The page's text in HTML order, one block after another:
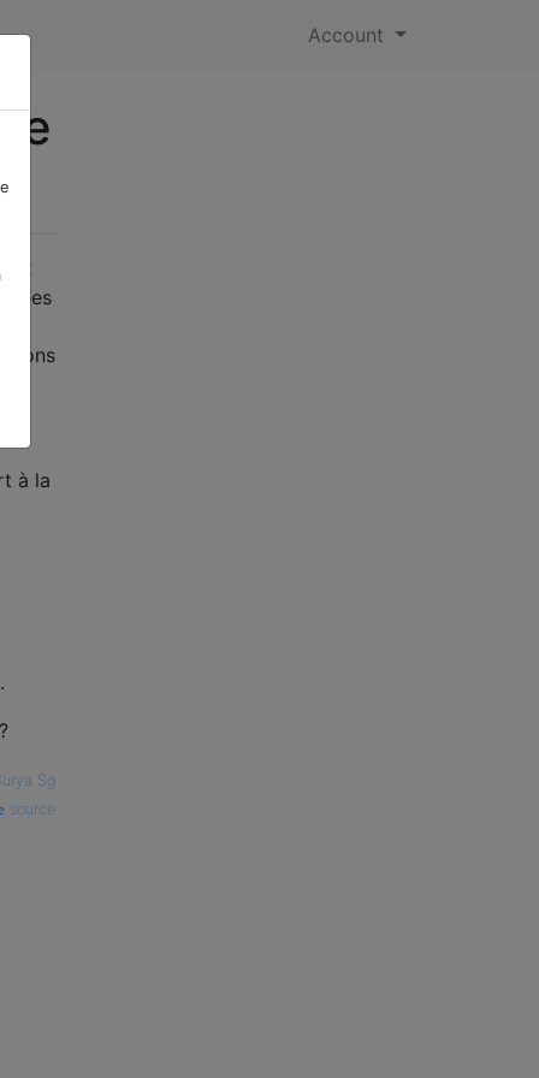
Account
à la
Sg
source